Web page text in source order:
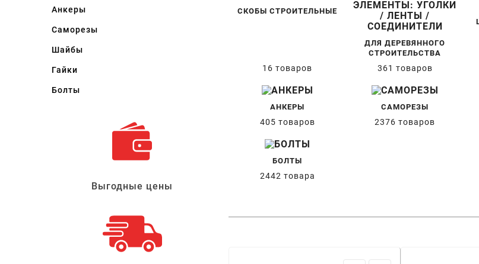
Анкеры
Саморезы
Шайбы
Гайки
Болты
Выгодные цены
СКОБЫ СТРОИТЕЛЬНЫЕ
16 товаров
ДЛЯ ДЕРЕВЯННОГО
СТРОИТЕЛЬСТВА
361 товаров
АНКЕРЫ
405 товаров
САМОРЕЗЫ
2376 товаров
БОЛТЫ
2442 товара